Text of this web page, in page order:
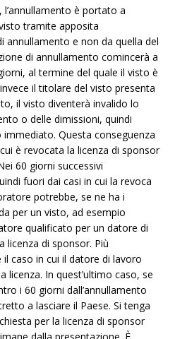
è portato a
tramite apposita
annullamento e non da quella del
di annullamento comincerà a
al termine del quale il visto è
il titolare del visto presenta
il visto diventerà invalido lo
o delle dimissioni, quindi
Questa conseguenza
è revocata la licenza di sponsor
60 giorni successivi
fuori dai casi in cui la revoca
potrebbe, se ne ha i
per un visto, ad esempio
qualificato per un datore di
licenza di sponsor. Più
caso in cui il datore di lavoro
In quest’ultimo caso, se
i 60 giorni dall’annullamento
a lasciare il Paese. Si tenga
per la licenza di sponsor